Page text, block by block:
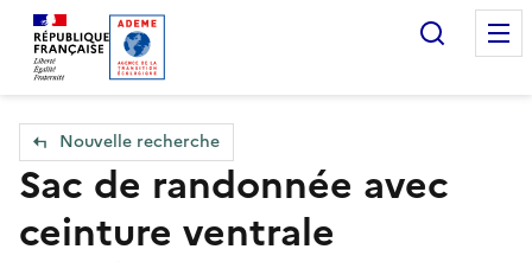
Accueil — Que Faire de mes objets & déchets
Nouvelle recherche
Sac de randonnée avec
ceinture ventrale